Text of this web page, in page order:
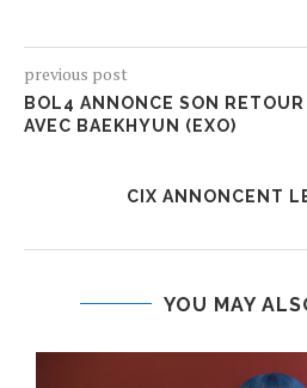
previous post
BOL4 ANNONCE SON
AVEC BAEKHYUN (EXO)
CIX ANNONCENT
YOU MAY